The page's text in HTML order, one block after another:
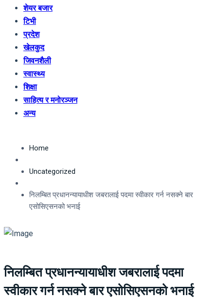
शेयर बजार
टिभी
प्रदेश
खेलकुद
जिवनशैली
स्वास्थ्य
शिक्षा
साहित्य र मनोरञ्जन
अन्य
Home
Uncategorized
निलम्बित प्रधानन्यायाधीश जबरालाई पदमा स्वीकार गर्न नसक्ने बार
एसोसिएसनको भनाई
निलम्बित प्रधानन्यायाधीश जबरालाई पदमा
स्वीकार गर्न नसक्ने बार एसोसिएसनको भनाई